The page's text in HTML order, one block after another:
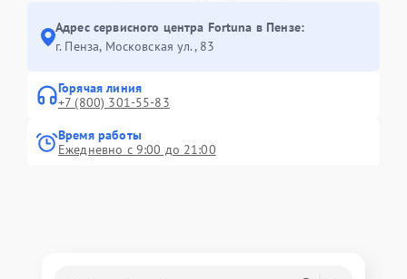
Адрес сервисного центра Fortuna в Пензе:
г. Пенза, Московская ул., 83
Горячая линия
+7 (800) 301-55-83
Время работы
Ежедневно с 9:00 до 21:00